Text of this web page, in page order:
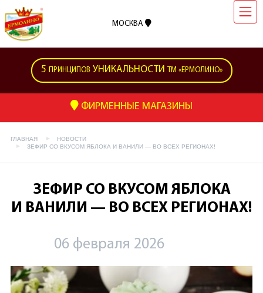
МОСКВА
5 ПРИНЦИПОВ УНИКАЛЬНОСТИ ТМ «ЕРМОЛИНО»
ФИРМЕННЫЕ МАГАЗИНЫ
ГЛАВНАЯ
НОВОСТИ
ЗЕФИР СО ВКУСОМ ЯБЛОКА И ВАНИЛИ — ВО ВСЕХ РЕГИОНАХ!
ЗЕФИР СО ВКУСОМ ЯБЛОКА
И ВАНИЛИ — ВО ВСЕХ РЕГИОНАХ!
06 февраля 2026